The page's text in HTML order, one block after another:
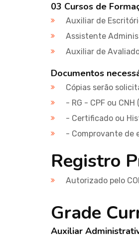
03 Cursos de
Auxiliar de
Assistente
Auxiliar de
Documentos
Cópias serão
- RG - CPF ou
- Certificado ou
- Comprovante de
Registro
Autorizado pelo
Grade
Auxiliar